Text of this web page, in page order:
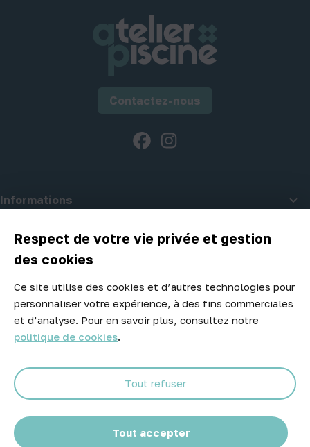
Respect de votre vie privée et gestion
des cookies
Ce site utilise des cookies et d’autres technologies pour
personnaliser votre expérience, à des fins commerciales
et d’analyse. Pour en savoir plus, consultez notre
politique de cookies.
Tout accepter
Tout refuser
Contactez-nous
Facebook
Informations 
A propos d'Atelier Piscine
Newsletter
Ne manquez aucune opportunité ! Restez informé de nos meilleurs
prix et nouveaux arrivages.
Abonnez-vous